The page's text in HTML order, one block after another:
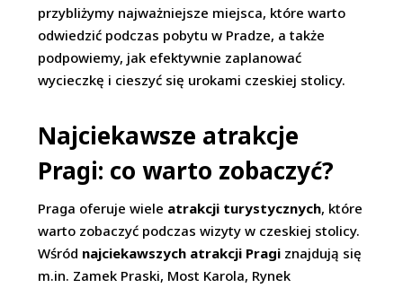
przybliżymy najważniejsze miejsca, które warto
odwiedzić podczas pobytu w Pradze, a także
podpowiemy, jak efektywnie zaplanować
wycieczkę i cieszyć się urokami czeskiej stolicy.
Najciekawsze atrakcje
Pragi: co warto zobaczyć?
Praga oferuje wiele atrakcji turystycznych, które
warto zobaczyć podczas wizyty w czeskiej stolicy.
Wśród najciekawszych atrakcji Pragi znajdują się
m.in. Zamek Praski, Most Karola, Rynek